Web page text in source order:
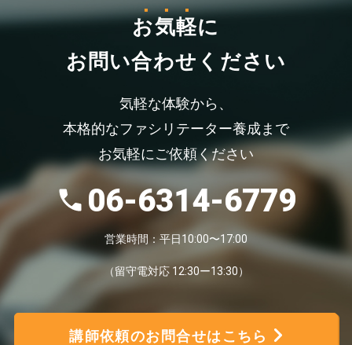
お気軽に
お問い合わせください
気軽な体験から、
本格的なファシリテーター養成まで
お気軽にご依頼ください
06-6314-6779
営業時間：平日10:00〜17:00
（留守電対応 12:30ー13:30）
講師依頼のお問合せはこちら